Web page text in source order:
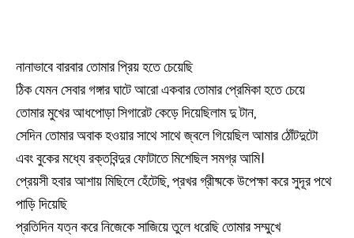
নানাভাবে বারবার তোমার প্রিয় হতে চেয়েছি
ঠিক যেমন সেবার গঙ্গার ঘাটে আরো একবার তোমার প্রেমিকা হতে চেয়ে
তোমার মুখের আধপোড়া সিগারেট কেড়ে দিয়েছিলাম দু টান,
সেদিন তোমার অবাক হওয়ার সাথে সাথে জ্বলে গিয়েছিল আমার ঠোঁটদুটো
এবং বুকের মধ্যে রক্তবিন্দুর ফোটাতে মিশেছিল সমগ্র আমি।
প্রেয়সী হবার আশায় মিছিলে হেঁটেছি, প্রখর গ্রীষ্মকে উপেক্ষা করে সুদূর পথে
পাড়ি দিয়েছি
প্রতিদিন যত্ন করে নিজেকে সাজিয়ে তুলে ধরেছি তোমার সম্মুখে